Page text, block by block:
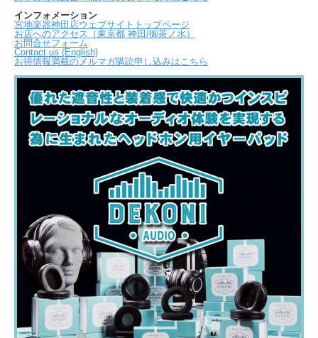
インフォメーション
宮地楽器神田店ウェブサイトトップページ
お店へのアクセス（東京都 神田/御茶ノ水）
お問合せフォーム
Contact us (English)
お得情報満載のメルマガ購読申し込みはこちら